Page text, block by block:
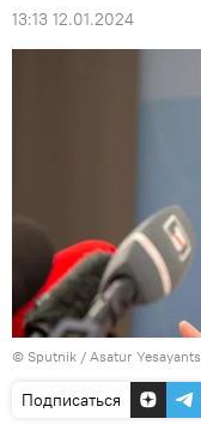
13:13 12.01.2024
© Sputnik / Asatur Yesayants
Подписаться